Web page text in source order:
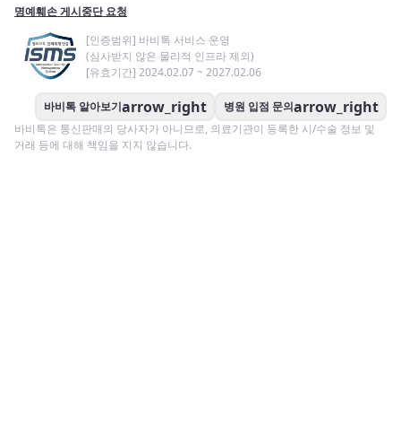
명예훼손 게시중단 요청
[인증범위] 바비톡 서비스 운영
(심사받지 않은 물리적 인프라 제외)
[유효기간] 2024.02.07 ~ 2027.02.06
바비톡 알아보기arrow_right 병원 입점 문의arrow_right
바비톡은 통신판매의 당사자가 아니므로, 의료기관이 등록한 시/수술 정보 및
거래 등에 대해 책임을 지지 않습니다.